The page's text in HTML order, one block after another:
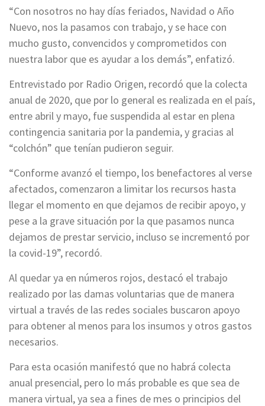
“Con nosotros no hay días feriados, Navidad o Año
Nuevo, nos la pasamos con trabajo, y se hace con
mucho gusto, convencidos y comprometidos con
nuestra labor que es ayudar a los demás”, enfatizó.
Entrevistado por Radio Origen, recordó que la colecta
anual de 2020, que por lo general es realizada en el país,
entre abril y mayo, fue suspendida al estar en plena
contingencia sanitaria por la pandemia, y gracias al
“colchón” que tenían pudieron seguir.
“Conforme avanzó el tiempo, los benefactores al verse
afectados, comenzaron a limitar los recursos hasta
llegar el momento en que dejamos de recibir apoyo, y
pese a la grave situación por la que pasamos nunca
dejamos de prestar servicio, incluso se incrementó por
la covid-19”, recordó.
Al quedar ya en números rojos, destacó el trabajo
realizado por las damas voluntarias que de manera
virtual a través de las redes sociales buscaron apoyo
para obtener al menos para los insumos y otros gastos
necesarios.
Para esta ocasión manifestó que no habrá colecta
anual presencial, pero lo más probable es que sea de
manera virtual, ya sea a fines de mes o principios del